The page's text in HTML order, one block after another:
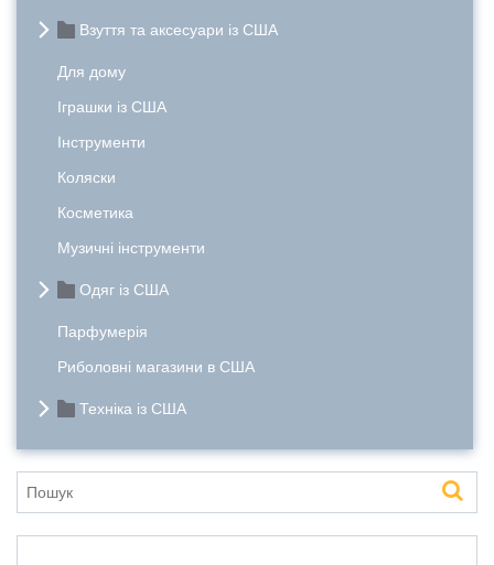
Взуття та аксесуари із США
Для дому
Іграшки із США
Інструменти
Коляски
Косметика
Музичні інструменти
Одяг із США
Парфумерія
Риболовні магазини в США
Техніка із США